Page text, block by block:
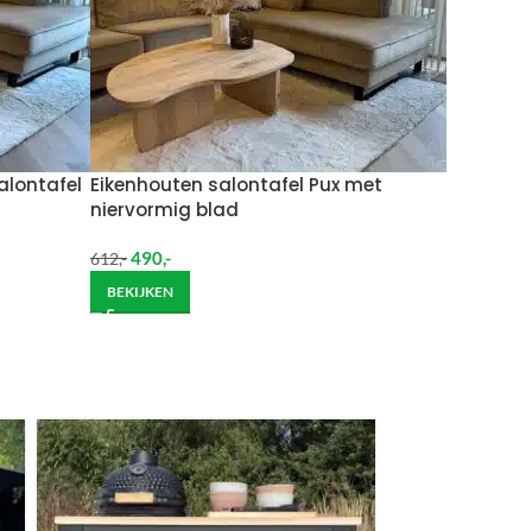
je het meubel gemonteerd hebben op een
moet helpen om de goederen op de juiste
bezorging op begane grond rekenen wij
Eikenhouten salontafel Pux met
niervormig blad
612,-490,-
BEKIJKEN